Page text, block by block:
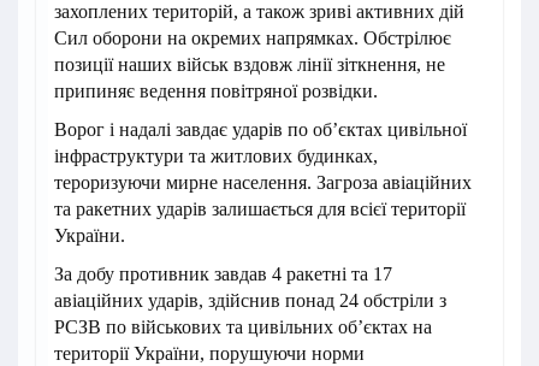
захоплених територій, а також зриві активних дій
Сил оборони на окремих напрямках. Обстрілює
позиції наших військ вздовж лінії зіткнення, не
припиняє ведення повітряної розвідки.
Ворог і надалі завдає ударів по об’єктах цивільної
інфраструктури та житлових будинках,
тероризуючи мирне населення. Загроза авіаційних
та ракетних ударів залишається для всієї території
України.
За добу противник завдав 4 ракетні та 17
авіаційних ударів, здійснив понад 24 обстріли з
РСЗВ по військових та цивільних об’єктах на
території України, порушуючи норми